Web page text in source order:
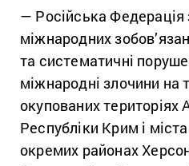
— Російська Федерація
міжнародних
та систематичні
міжнародні злочини на
окупованих територіях
Республіки Крим і
окремих районах